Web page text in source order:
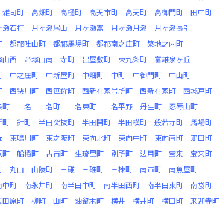
雑司町 高畑町 高樋町 高天市町 高天町 高御門町
田中町
瀬石打 月ヶ瀬尾山 月ヶ瀬嵩 月ヶ瀬月瀬
月ヶ瀬長引
都祁吐山町 都祁馬場町 都祁南之庄町
築地之内町
山西 帝塚山南 寺町 出屋敷町 東九条町
富雄泉ヶ丘
中之庄町 中新屋町 中畑町 中町 中御門町
中山町
西狭川町 西笹鉾町 西新在家号所町 西新在家町
西城戸町
町 二名 二名町 二名東町 二名平野 丹生町
忍辱山町
町 針町 半田突抜町 半田開町 半田横町 般若寺町
馬場町
東鳴川町 東之阪町 東向北町 東向中町 東向南町
疋田町
町 船橋町 古市町 生琉里町 別所町 法用町 宝来
宝来町
丸山 山陵町 三碓 三碓町 三棟町 南市町
南魚屋町
中町 南永井町 南半田中町 南半田西町 南半田東町
南袋町
田原町 柳町 山町 油留木町 横井 横井町 横田町
来迎寺町